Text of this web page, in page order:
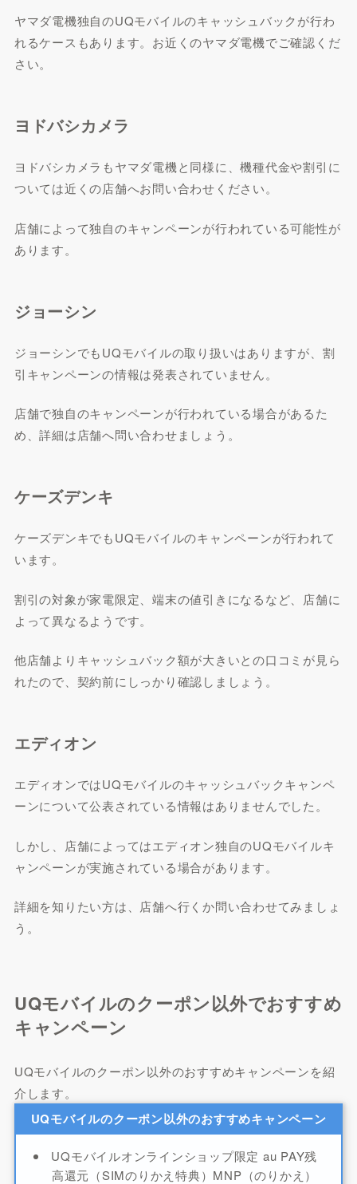
ヤマダ電機独自のUQモバイルのキャッシュバックが行わ
れるケースもあります。お近くのヤマダ電機でご確認くだ
さい。
ヨドバシカメラ
ヨドバシカメラもヤマダ電機と同様に、機種代金や割引に
ついては近くの店舗へお問い合わせください。
店舗によって独自のキャンペーンが行われている可能性が
あります。
ジョーシン
ジョーシンでもUQモバイルの取り扱いはありますが、割
引キャンペーンの情報は発表されていません。
店舗で独自のキャンペーンが行われている場合があるた
め、詳細は店舗へ問い合わせましょう。
ケーズデンキ
ケーズデンキでもUQモバイルのキャンペーンが行われて
います。
割引の対象が家電限定、端末の値引きになるなど、店舗に
よって異なるようです。
他店舗よりキャッシュバック額が大きいとの口コミが見ら
れたので、契約前にしっかり確認しましょう。
エディオン
エディオンではUQモバイルのキャッシュバックキャンペ
ーンについて公表されている情報はありませんでした。
しかし、店舗によってはエディオン独自のUQモバイルキ
ャンペーンが実施されている場合があります。
詳細を知りたい方は、店舗へ行くか問い合わせてみましょ
う。
UQモバイルのクーポン以外でおすすめ
キャンペーン
UQモバイルのクーポン以外のおすすめキャンペーンを紹
介します。
UQモバイルのクーポン以外のおすすめキャンペーン
UQモバイルオンラインショップ限定 au PAY残
高還元（SIMのりかえ特典）MNP（のりかえ）